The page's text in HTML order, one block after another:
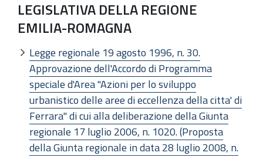
LEGISLATIVA DELLA REGIONE
EMILIA-ROMAGNA
Legge regionale 19 agosto 1996, n. 30.
Approvazione dell'Accordo di Programma
speciale d'Area "Azioni per lo sviluppo
urbanistico delle aree di eccellenza della citta' di
Ferrara" di cui alla deliberazione della Giunta
regionale 17 luglio 2006, n. 1020. (Proposta
della Giunta regionale in data 28 luglio 2008, n.